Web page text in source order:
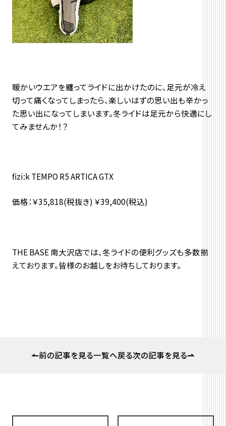
暖かいウエアを纏ってライドに出かけたのに、足元が冷え
切って痛くなってしまったら、楽しいはずの思い出も辛かっ
た思い出になってしまいます。冬ライドは足元から快適にし
てみませんか！？
fizi:k TEMPO R5 ARTICA GTX
価格：￥35,818(税抜き) ￥39,400(税込)
THE BASE 南大沢店では、冬ライドの便利グッズも多数揃
えております。皆様のお越しをお待ちしております。
前の記事を見る一覧へ戻る次の記事を見る